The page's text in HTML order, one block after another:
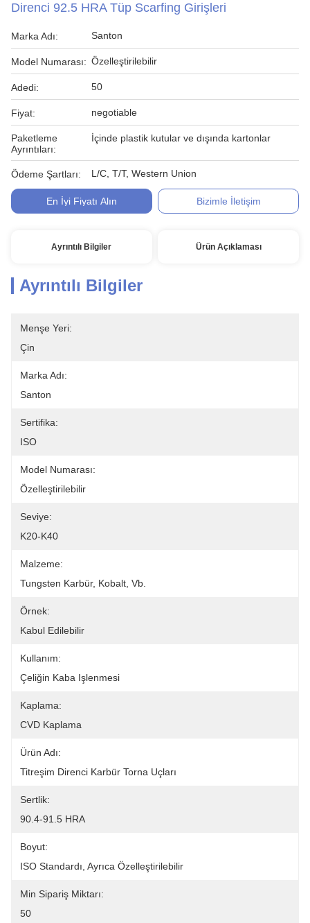
Direnci 92.5 HRA Tüp Scarfing Girişleri
Marka Adı: Santon
Model Numarası: Özelleştirilebilir
Adedi: 50
Fiyat: negotiable
Paketleme
Ayrıntıları:
İçinde plastik kutular ve dışında kartonlar
Ödeme Şartları: L/C, T/T, Western Union
En İyi Fiyatı Alın Bizimle İletişim
Ayrıntılı Bilgiler Ürün Açıklaması
Ayrıntılı Bilgiler
Menşe Yeri:
Çin
Marka Adı:
Santon
Sertifika:
ISO
Model Numarası:
Özelleştirilebilir
Seviye:
K20-K40
Malzeme:
Tungsten Karbür, Kobalt, Vb.
Örnek:
Kabul Edilebilir
Kullanım:
Çeliğin Kaba Işlenmesi
Kaplama:
CVD Kaplama
Ürün Adı:
Titreşim Direnci Karbür Torna Uçları
Sertlik:
90.4-91.5 HRA
Boyut:
ISO Standardı, Ayrıca Özelleştirilebilir
Min Sipariş Miktarı:
50